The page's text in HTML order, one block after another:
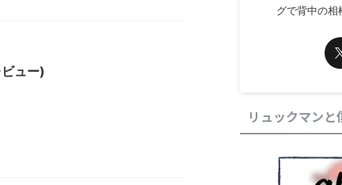
ュー)
グで背中の相
リュックマンと